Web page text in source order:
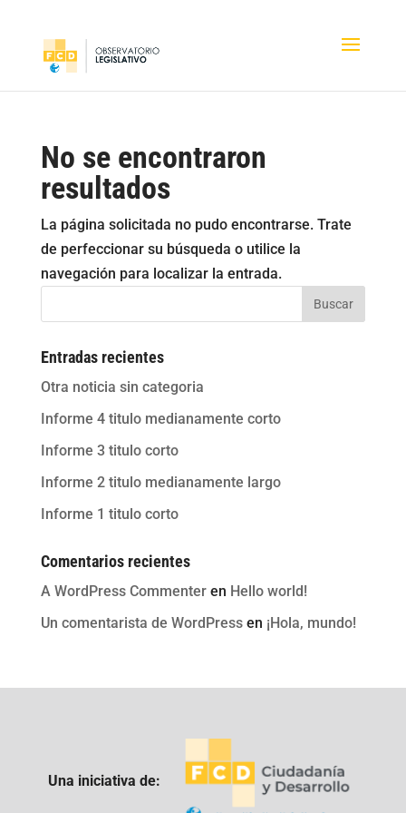
No se encontraron
resultados
La página solicitada no pudo encontrarse. Trate
de perfeccionar su búsqueda o utilice la
navegación para localizar la entrada.
Buscar
Entradas recientes
Otra noticia sin categoria
Informe 4 titulo medianamente corto
Informe 3 titulo corto
Informe 2 titulo medianamente largo
Informe 1 titulo corto
Comentarios recientes
A WordPress Commenteren Hello world!
Un comentarista de WordPressen ¡Hola, mundo!
Una iniciativa de: